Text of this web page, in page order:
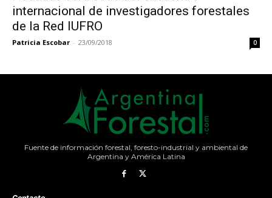
internacional de investigadores forestales
de la Red IUFRO
Patricia Escobar - 23/09/2018 0
Fuente de información forestal, foresto-industrial y ambiental de
Argentina y América Latina